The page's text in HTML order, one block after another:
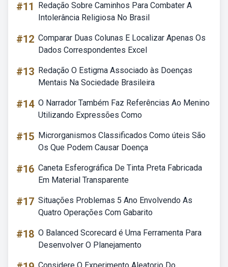
#11
Redação Sobre Caminhos Para Combater A
Intolerância Religiosa No Brasil
#12 Comparar Duas Colunas E Localizar Apenas Os
Dados Correspondentes Excel
#13 Redação O Estigma Associado às Doenças
Mentais Na Sociedade Brasileira
#14 O Narrador Também Faz Referências Ao Menino
Utilizando Expressões Como
#15 Microrganismos Classificados Como úteis São
Os Que Podem Causar Doença
#16 Caneta Esferográfica De Tinta Preta Fabricada
Em Material Transparente
#17 Situações Problemas 5 Ano Envolvendo As
Quatro Operações Com Gabarito
#18 O Balanced Scorecard é Uma Ferramenta Para
Desenvolver O Planejamento